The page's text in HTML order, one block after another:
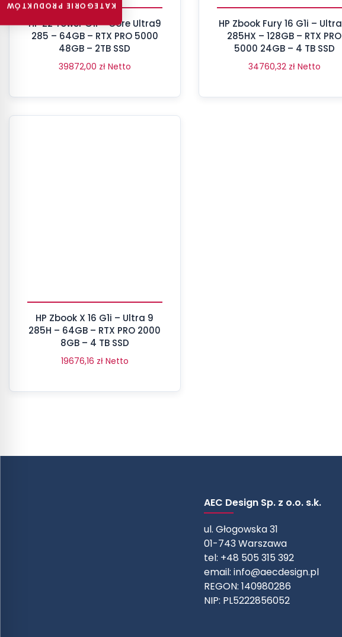
HP Z2 Tower G1i – Core Ultra9
285 – 64GB – RTX PRO 5000
48GB – 2TB SSD
39872,00 zł Netto
HP Zbook Fury 16 G1i – Ultra 9
285HX – 128GB – RTX PRO
5000 24GB – 4 TB SSD
34760,32 zł Netto
HP Zbook X 16 G1i – Ultra 9
285H – 64GB – RTX PRO 2000
8GB – 4 TB SSD
19676,16 zł Netto
AEC Design Sp. z o.o. s.k.
ul. Głogowska 31
01-743 Warszawa
tel: +48 505 315 392
email: info@aecdesign.pl
REGON: 140980286
NIP: PL5222856052
KATEGORIE PRODUKTÓW